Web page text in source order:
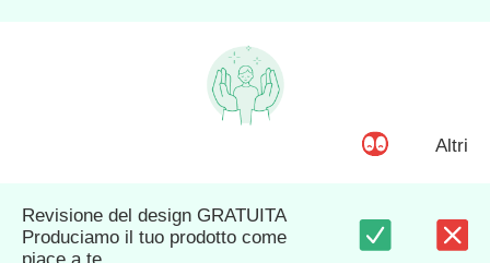
Altri
Revisione del design GRATUITA
Produciamo il tuo prodotto come